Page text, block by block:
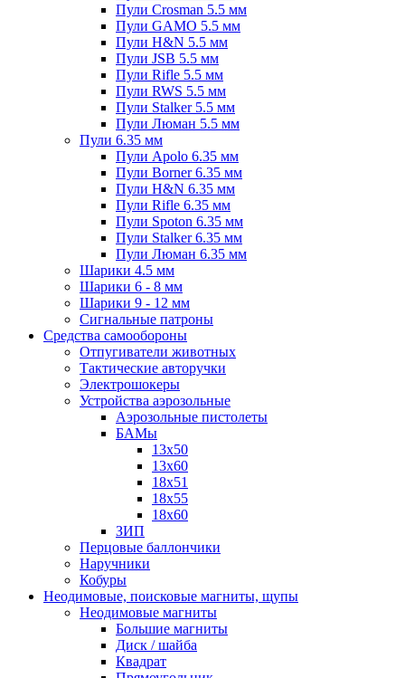
Пули Crosman 5.5 мм
Пули GAMO 5.5 мм
Пули H&N 5.5 мм
Пули JSB 5.5 мм
Пули Rifle 5.5 мм
Пули RWS 5.5 мм
Пули Stalker 5.5 мм
Пули Люман 5.5 мм
Пули 6.35 мм
Пули Apolo 6.35 мм
Пули Borner 6.35 мм
Пули H&N 6.35 мм
Пули Rifle 6.35 мм
Пули Spoton 6.35 мм
Пули Stalker 6.35 мм
Пули Люман 6.35 мм
Шарики 4.5 мм
Шарики 6 - 8 мм
Шарики 9 - 12 мм
Сигнальные патроны
Средства самообороны
Отпугиватели животных
Тактические авторучки
Электрошокеры
Устройства аэрозольные
Аэрозольные пистолеты
БАМы
13х50
13х60
18х51
18х55
18х60
ЗИП
Перцовые баллончики
Наручники
Кобуры
Неодимовые, поисковые магниты, щупы
Неодимовые магниты
Большие магниты
Диск / шайба
Квадрат